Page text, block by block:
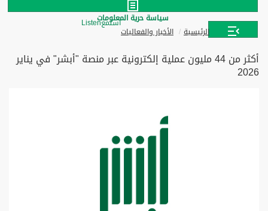
سياسة حرية المعلومات
الرئيسية
الأخبار والفعاليات
استمعListen
أكثر من 44 مليون عملية إلكترونية عبر منصة "أبشر" في يناير
2026